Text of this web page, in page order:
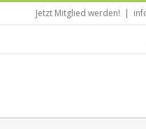
Inhalt
Jetzt Mitglied werden! |